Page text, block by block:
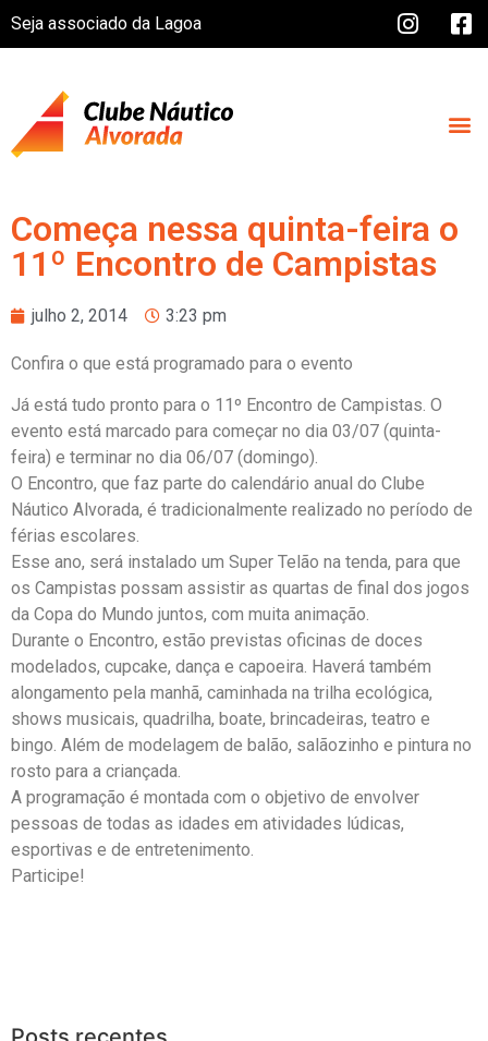
Seja associado da Lagoa
Começa nessa quinta-feira o
11º Encontro de Campistas
julho 2, 2014 3:23 pm
Confira o que está programado para o evento
Já está tudo pronto para o 11º Encontro de Campistas. O
evento está marcado para começar no dia 03/07 (quinta-
feira) e terminar no dia 06/07 (domingo).
O Encontro, que faz parte do calendário anual do Clube
Náutico Alvorada, é tradicionalmente realizado no período de
férias escolares.
Esse ano, será instalado um Super Telão na tenda, para que
os Campistas possam assistir as quartas de final dos jogos
da Copa do Mundo juntos, com muita animação.
Durante o Encontro, estão previstas oficinas de doces
modelados, cupcake, dança e capoeira. Haverá também
alongamento pela manhã, caminhada na trilha ecológica,
shows musicais, quadrilha, boate, brincadeiras, teatro e
bingo. Além de modelagem de balão, salãozinho e pintura no
rosto para a criançada.
A programação é montada com o objetivo de envolver
pessoas de todas as idades em atividades lúdicas,
esportivas e de entretenimento.
Participe!